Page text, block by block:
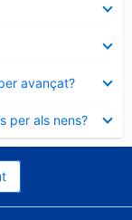
avançat?
per als nens?